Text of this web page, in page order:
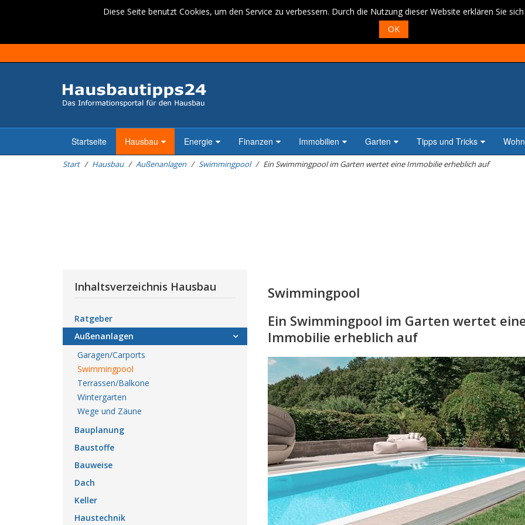
Diese Seite benutzt Cookies, um den Service zu verbessern. Durch die Nutzung dieser Website erklären Sie
OK
Startseite Hausbau Energie Finanzen Immobilien Garten Tipps und Tricks
Start Hausbau Außenanlagen Swimmingpool Ein Swimmingpool im Garten wertet eine Immobilie erheblich auf
Swimmingpool
Ein Swimmingpool im Garten wertet
Immobilie erheblich auf
Inhaltsverzeichnis Hausbau
Ratgeber
Außenanlagen
Garagen/Carports
Swimmingpool
Terrassen/Balkone
Wintergarten
Wege und Zäune
Bauplanung
Baustoffe
Bauweise
Dach
Keller
Haustechnik